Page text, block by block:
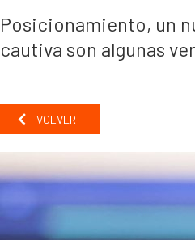
Posicionamiento, un
cautiva son algunas
VOLVER